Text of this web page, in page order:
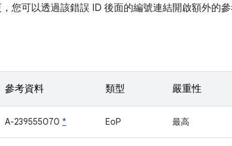
您可以透過該錯誤 ID 後面的編號連結開啟額外的參
參考資料 類型 嚴重性
A-239555070 * EoP 最高